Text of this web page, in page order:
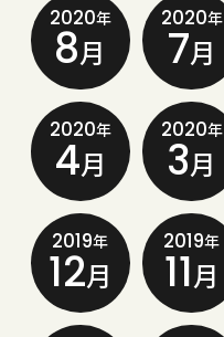
2020年
8月
2020年
7月
2020年
4月
2020年
3月
2019年
12月
2019年
11月